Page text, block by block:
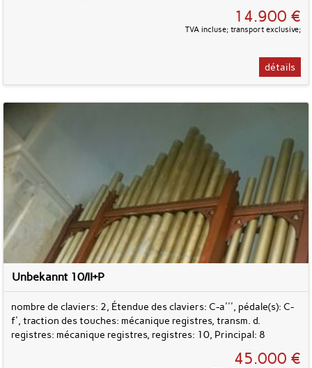
14.900 €
TVA incluse; transport exclusive;
détails
Unbekannt 10/II+P
nombre de claviers: 2, Étendue des claviers: C-a''', pédale(s): C-
f', traction des touches: mécanique registres, transm. d.
registres: mécanique registres, registres: 10, Principal: 8
45.000 €